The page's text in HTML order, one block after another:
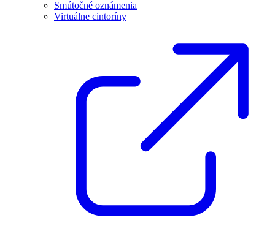
Smútočné oznámenia
Virtuálne cintoríny